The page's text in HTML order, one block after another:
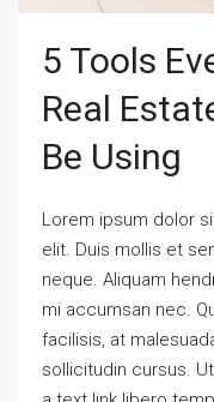
5 Tools
Real
Be Using
Lorem ipsum dolor
elit. Duis mollis et
neque. Aliquam
mi accumsan nec.
facilisis, at
sollicitudin cursus.